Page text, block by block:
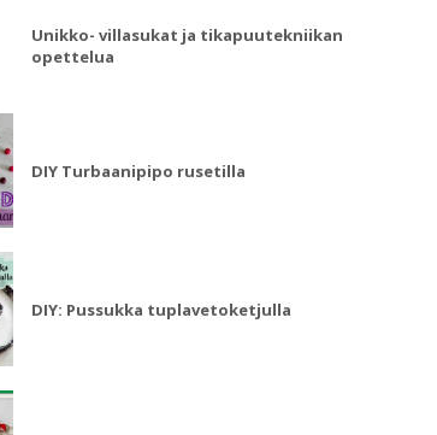
Unikko- villasukat ja tikapuutekniikan
opettelua
DIY Turbaanipipo rusetilla
DIY: Pussukka tuplavetoketjulla